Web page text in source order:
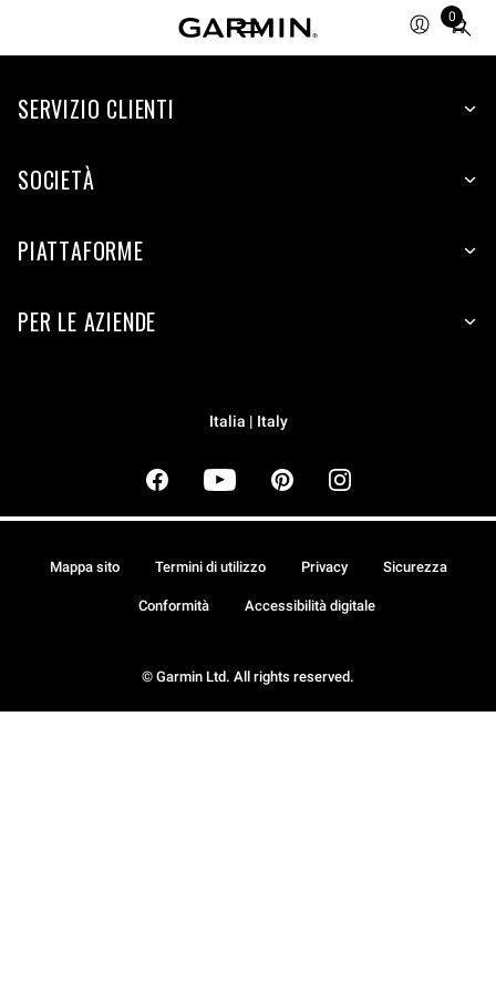
0
Total
SERVIZIO CLIENTI
SOCIETÀ
PIATTAFORME
PER LE AZIENDE
Italia | Italy
© Garmin Ltd. All rights reserved.
Mappa sito Termini di utilizzo Privacy Sicurezza
Conformità Accessibilità digitale